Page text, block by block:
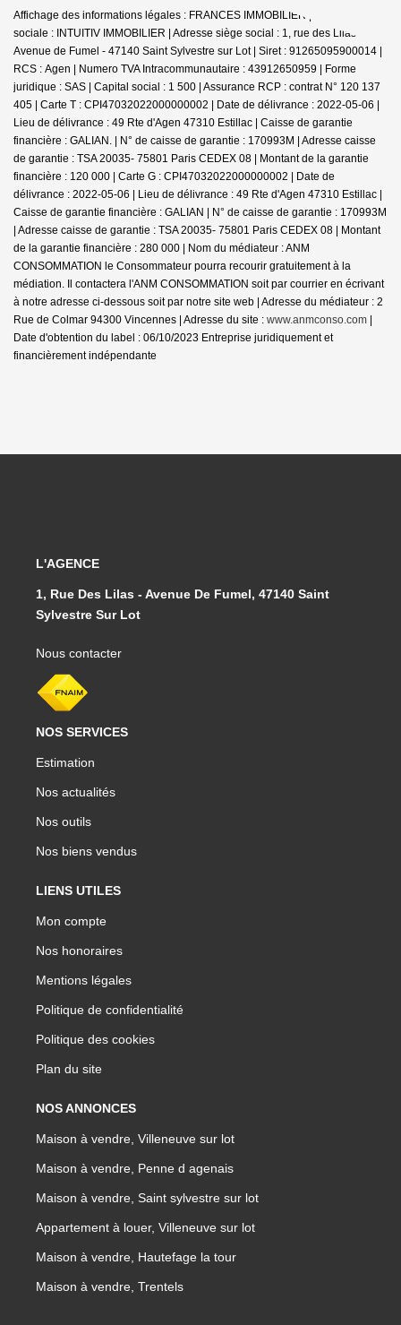
Affichage des informations légales : FRANCES IMMOBILIER | Raison
sociale : INTUITIV IMMOBILIER | Adresse siège social : 1, rue des Lilas -
Avenue de Fumel - 47140 Saint Sylvestre sur Lot | Siret : 91265095900014 |
RCS : Agen | Numero TVA Intracommunautaire : 43912650959 | Forme
juridique : SAS | Capital social : 1 500 | Assurance RCP : contrat N° 120 137
405 | Carte T : CPI47032022000000002 | Date de délivrance : 2022-05-06 |
Lieu de délivrance : 49 Rte d'Agen 47310 Estillac | Caisse de garantie
financière : GALIAN. | N° de caisse de garantie : 170993M | Adresse caisse
de garantie : TSA 20035- 75801 Paris CEDEX 08 | Montant de la garantie
financière : 120 000 | Carte G : CPI47032022000000002 | Date de
délivrance : 2022-05-06 | Lieu de délivrance : 49 Rte d'Agen 47310 Estillac |
Caisse de garantie financière : GALIAN | N° de caisse de garantie : 170993M
| Adresse caisse de garantie : TSA 20035- 75801 Paris CEDEX 08 | Montant
de la garantie financière : 280 000 | Nom du médiateur : ANM
CONSOMMATION le Consommateur pourra recourir gratuitement à la
médiation. Il contactera l'ANM CONSOMMATION soit par courrier en écrivant
à notre adresse ci-dessous soit par notre site web | Adresse du médiateur : 2
Rue de Colmar 94300 Vincennes | Adresse du site : www.anmconso.com |
Date d'obtention du label : 06/10/2023 Entreprise juridiquement et
financièrement indépendante
L'AGENCE
1, Rue Des Lilas - Avenue De Fumel, 47140 Saint
Sylvestre Sur Lot
Nous contacter
NOS SERVICES
Estimation
Nos actualités
Nos outils
Nos biens vendus
LIENS UTILES
Mon compte
Nos honoraires
Mentions légales
Politique de confidentialité
Politique des cookies
Plan du site
NOS ANNONCES
Maison à vendre, Villeneuve sur lot
Maison à vendre, Penne d agenais
Maison à vendre, Saint sylvestre sur lot
Appartement à louer, Villeneuve sur lot
Maison à vendre, Hautefage la tour
Maison à vendre, Trentels